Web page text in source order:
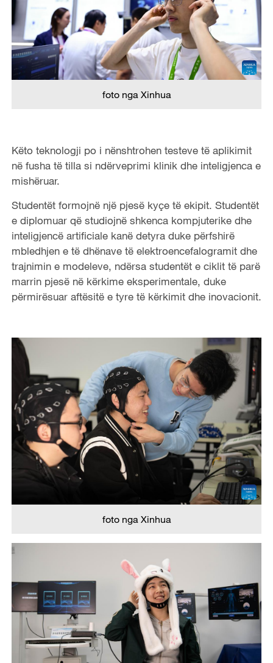
foto nga Xinhua
Këto teknologji po i nënshtrohen testeve të aplikimit
në fusha të tilla si ndërveprimi klinik dhe inteligjenca e
mishëruar.
Studentët formojnë një pjesë kyçe të ekipit. Studentët
e diplomuar që studiojnë shkenca kompjuterike dhe
inteligjencë artificiale kanë detyra duke përfshirë
mbledhjen e të dhënave të elektroencefalogramit dhe
trajnimin e modeleve, ndërsa studentët e ciklit të parë
marrin pjesë në kërkime eksperimentale, duke
përmirësuar aftësitë e tyre të kërkimit dhe inovacionit.
foto nga Xinhua